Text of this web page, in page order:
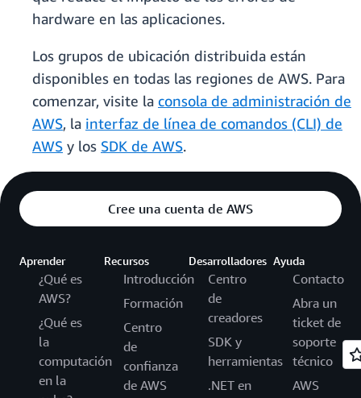
hardware en las aplicaciones.
Los grupos de ubicación distribuida están
disponibles en todas las regiones de AWS. Para
comenzar, visite la consola de administración de
AWS, la interfaz de línea de comandos (CLI) de
AWS y los SDK de AWS.
Cree una cuenta de AWS
Aprender
¿Qué es
AWS?
¿Qué es
la
computación
en la
Recursos
Introducción
Formación
Centro
de
confianza
de AWS
Desarrolladores
Centro
de
creadores
SDK y
herramientas
.NET en
Ayuda
Contacto
Abra un
ticket de
soporte
técnico
AWS